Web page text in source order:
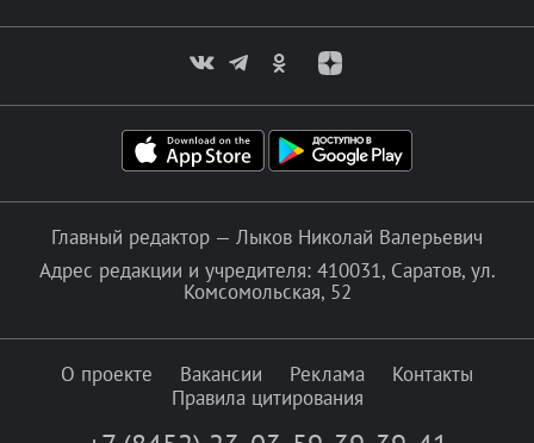
Главный редактор — Лыков Николай Валерьевич
Адрес редакции и учредителя: 410031, Саратов, ул.
Комсомольская, 52
О проекте Вакансии Реклама
Контакты
Правила цитирования